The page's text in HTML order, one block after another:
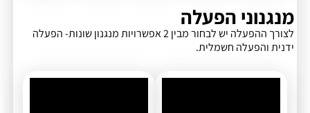
מנגנוני הפעלה
לצורך ההפעלה יש לבחור מבין 2 אפשרויות מנגנון שונות- הפעלה
ידנית והפעלה חשמלית.